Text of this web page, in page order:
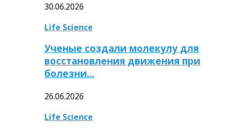
30.06.2026
Life Science
Ученые создали молекулу для
восстановления движения при
болезни…
26.06.2026
Life Science